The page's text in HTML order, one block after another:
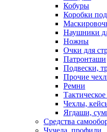
Кобуры
Коробки
Наушники
Ножны
Очки для
Патронташи
Подвески,
Прочие
Ремни
Чехлы,
Ягдаши,
Средства
Чучела, профили